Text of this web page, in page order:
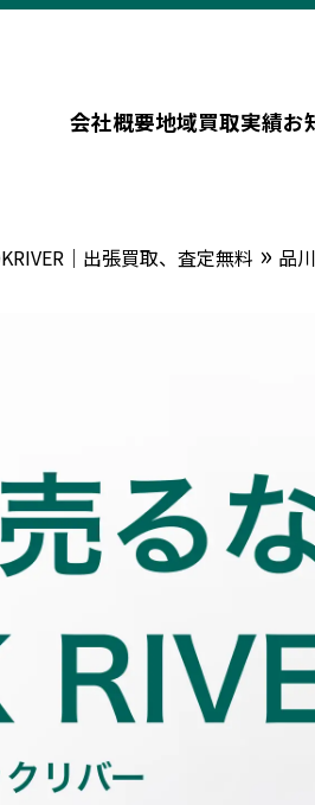
会社概要地域買取実績お
｜出張買取、査定無料 » 品